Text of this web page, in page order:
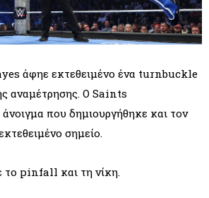
άφηε εκτεθειμένο ένα turnbuckle
αναμέτρησης. Ο Saints
που δημιουργήθηκε και τον
σημείο.
pinfall και τη νίκη.